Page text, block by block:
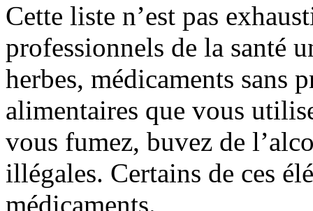
Cette liste n’est pas
professionnels de la santé
herbes, médicaments sans
alimentaires que vous
vous fumez, buvez de
illégales. Certains de ces
médicaments.